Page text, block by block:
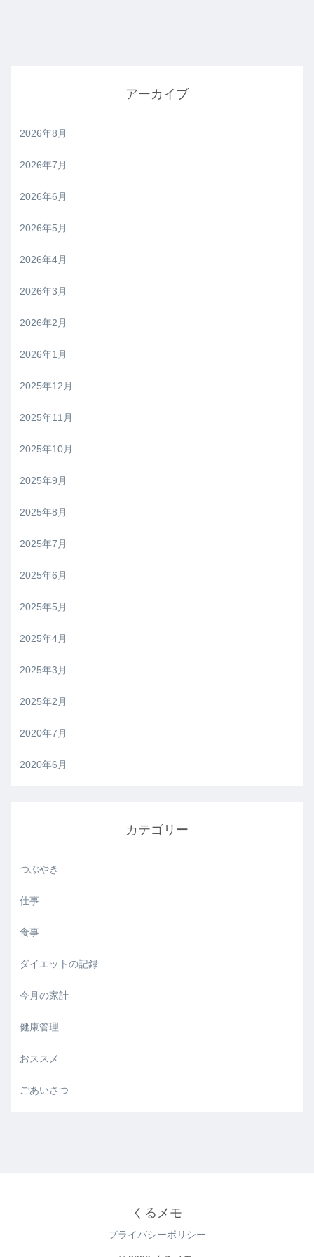
アーカイブ
2026年8月
2026年7月
2026年6月
2026年5月
2026年4月
2026年3月
2026年2月
2026年1月
2025年12月
2025年11月
2025年10月
2025年9月
2025年8月
2025年7月
2025年6月
2025年5月
2025年4月
2025年3月
2025年2月
2020年7月
2020年6月
カテゴリー
つぶやき
仕事
食事
ダイエットの記録
今月の家計
健康管理
おススメ
ごあいさつ
くるメモ
プライバシーポリシー